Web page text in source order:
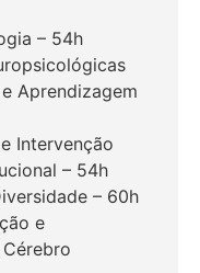
– 54h
Aprendizagem
Intervenção
– 54h
– 60h
e